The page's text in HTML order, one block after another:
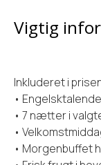
Vigtig
Inkluderet i
•
• 7 nætter i
•
• Morgenbuffet